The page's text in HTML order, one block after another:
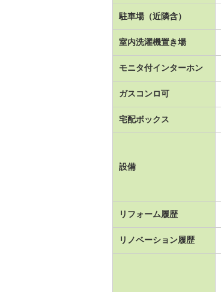
駐車場（近隣含）
室内洗濯機置き場
モニタ付インターホン
ガスコンロ可
宅配ボックス
設備
リフォーム履歴
リノベーション履歴